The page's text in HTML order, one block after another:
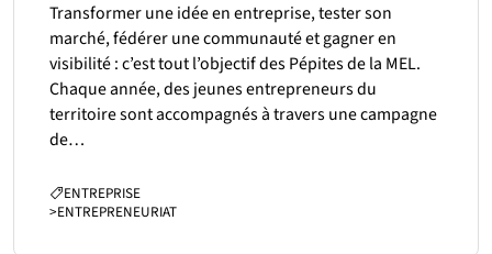
Transformer une idée en entreprise, tester son
marché, fédérer une communauté et gagner en
visibilité : c’est tout l’objectif des Pépites de la MEL.
Chaque année, des jeunes entrepreneurs du
territoire sont accompagnés à travers une campagne
de…
CATÉGORIES :
ENTREPRISE
>ENTREPRENEURIAT